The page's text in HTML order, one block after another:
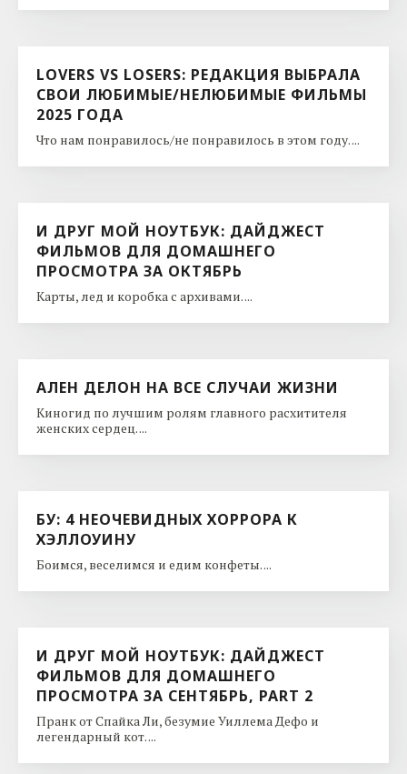
LOVERS VS LOSERS: РЕДАКЦИЯ ВЫБРАЛА
СВОИ ЛЮБИМЫЕ/НЕЛЮБИМЫЕ ФИЛЬМЫ
2025 ГОДА
Что нам понравилось/не понравилось в этом году. ...
И ДРУГ МОЙ НОУТБУК: ДАЙДЖЕСТ
ФИЛЬМОВ ДЛЯ ДОМАШНЕГО
ПРОСМОТРА ЗА ОКТЯБРЬ
Карты, лед и коробка с архивами. ...
АЛЕН ДЕЛОН НА ВСЕ СЛУЧАИ ЖИЗНИ
Киногид по лучшим ролям главного расхитителя
женских сердец. ...
БУ: 4 НЕОЧЕВИДНЫХ ХОРРОРА К
ХЭЛЛОУИНУ
Боимся, веселимся и едим конфеты. ...
И ДРУГ МОЙ НОУТБУК: ДАЙДЖЕСТ
ФИЛЬМОВ ДЛЯ ДОМАШНЕГО
ПРОСМОТРА ЗА СЕНТЯБРЬ, PART 2
Пранк от Спайка Ли, безумие Уиллема Дефо и
легендарный кот. ...